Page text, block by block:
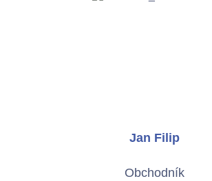
Jan Filip
Obchodník